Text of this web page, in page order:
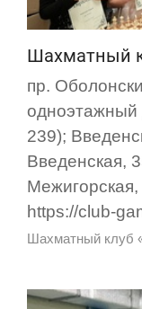
Шахматный
пр.
239);
Введенская,
https://club-
Шахматный клуб